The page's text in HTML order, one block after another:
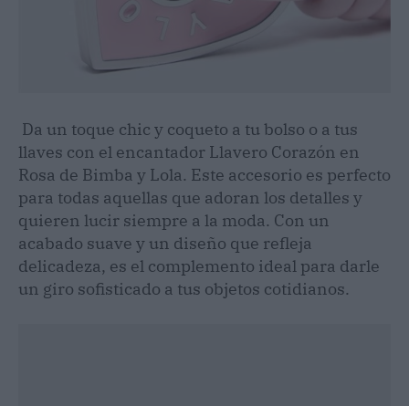
Da un toque chic y coqueto a tu bolso o a tus
llaves con el encantador Llavero Corazón en
Rosa de Bimba y Lola. Este accesorio es perfecto
para todas aquellas que adoran los detalles y
quieren lucir siempre a la moda. Con un
acabado suave y un diseño que refleja
delicadeza, es el complemento ideal para darle
un giro sofisticado a tus objetos cotidianos.